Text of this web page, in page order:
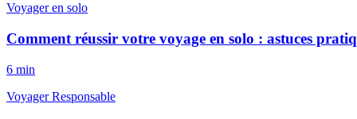
Voyager en solo
Comment réussir votre voyage en solo : astuces
6 min
Voyager Responsable